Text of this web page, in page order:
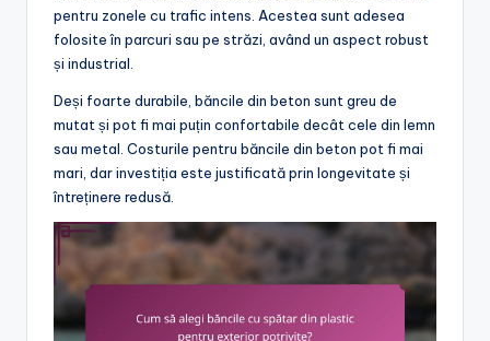
pentru zonele cu trafic intens. Acestea sunt adesea
folosite în parcuri sau pe străzi, având un aspect robust
și industrial.
Deși foarte durabile, băncile din beton sunt greu de
mutat și pot fi mai puțin confortabile decât cele din lemn
sau metal. Costurile pentru băncile din beton pot fi mai
mari, dar investiția este justificată prin longevitate și
întreținere redusă.